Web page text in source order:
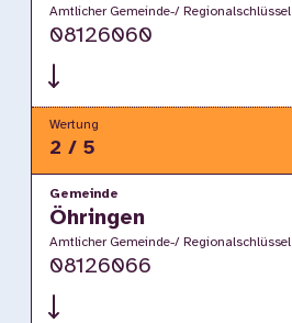
Amtlicher Gemeinde-/ Regionalschlüssel
08126060
Wertung
2 / 5
Gemeinde
Öhringen
Amtlicher Gemeinde-/ Regionalschlüssel
08126066